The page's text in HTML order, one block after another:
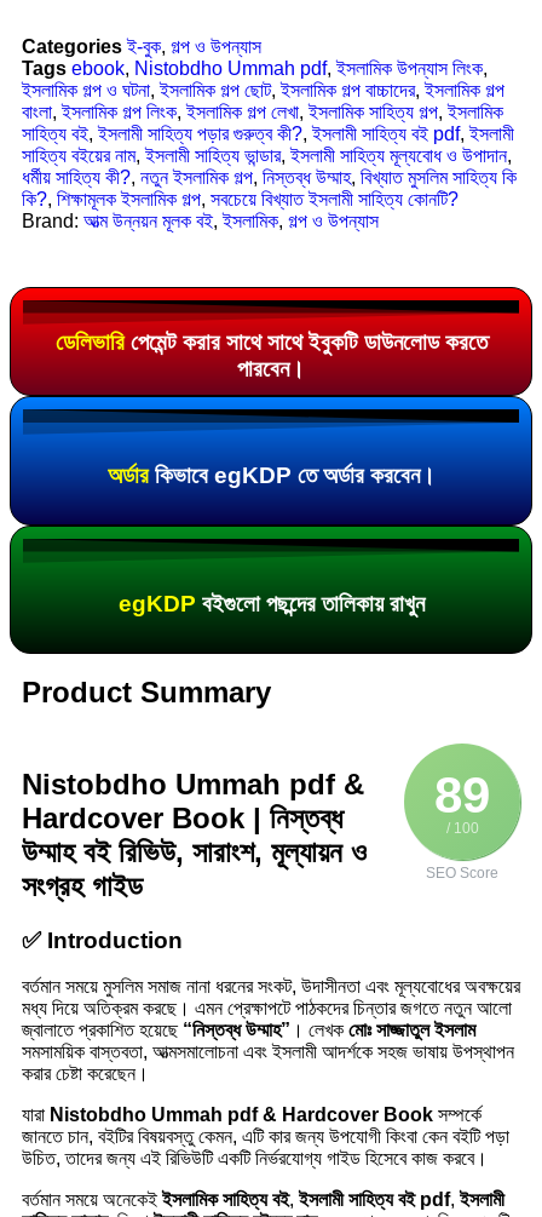
Categories ই-বুক, গল্প ও উপন্যাস
Tags ebook, Nistobdho Ummah pdf,ইসলামিক উপন্যাস লিংক,
ইসলামিক গল্প ও ঘটনা,ইসলামিক গল্প ছোট,ইসলামিক গল্প বাচ্চাদের,ইসলামিক গল্প
বাংলা,ইসলামিক গল্প লিংক,ইসলামিক গল্প লেখা,ইসলামিক সাহিত্য গল্প,ইসলামিক
সাহিত্য বই,ইসলামী সাহিত্য পড়ার গুরুত্ব কী?,ইসলামী সাহিত্য বই pdf,ইসলামী
সাহিত্য বইয়ের নাম,ইসলামী সাহিত্য ভান্ডার,ইসলামী সাহিত্য মূল্যবোধ ও উপাদান,
ধর্মীয় সাহিত্য কী?, নতুন ইসলামিক গল্প, নিস্তব্ধ উম্মাহ, বিখ্যাত মুসলিম সাহিত্য কি
কি?, শিক্ষামূলক ইসলামিক গল্প, সবচেয়ে বিখ্যাত ইসলামী সাহিত্য কোনটি?
Brand: আত্ম উন্নয়ন মূলক বই,ইসলামিক, গল্প ও উপন্যাস
ডেলিভারি পেমেন্ট করার সাথে সাথে ইবুকটি ডাউনলোড করতে
পারবেন।
অর্ডার কিভাবে egKDP তে অর্ডার করবেন।
egKDP বইগুলো পছন্দের তালিকায় রাখুন
Product Summary
89
/ 100
SEO Score
Nistobdho Ummah pdf &
Hardcover Book | নিস্তব্ধ
উম্মাহ বই রিভিউ, সারাংশ, মূল্যায়ন ও
সংগ্রহ গাইড
✅ Introduction
বর্তমান সময়ে মুসলিম সমাজ নানা ধরনের সংকট, উদাসীনতা এবং মূল্যবোধের অবক্ষয়ের
মধ্য দিয়ে অতিক্রম করছে। এমন প্রেক্ষাপটে পাঠকদের চিন্তার জগতে নতুন আলো
জ্বালাতে প্রকাশিত হয়েছে “নিস্তব্ধ উম্মাহ” । লেখক মোঃ সাজ্জাতুল ইসলাম
সমসাময়িক বাস্তবতা, আত্মসমালোচনা এবং ইসলামী আদর্শকে সহজ ভাষায় উপস্থাপন
করার চেষ্টা করেছেন।
যারা Nistobdho Ummah pdf & Hardcover Book সম্পর্কে
জানতে চান, বইটির বিষয়বস্তু কেমন, এটি কার জন্য উপযোগী কিংবা কেন বইটি পড়া
উচিত, তাদের জন্য এই রিভিউটি একটি নির্ভরযোগ্য গাইড হিসেবে কাজ করবে।
বর্তমান সময়ে অনেকেইইসলামিক সাহিত্য বই,ইসলামী সাহিত্য বই pdf,ইসলামী